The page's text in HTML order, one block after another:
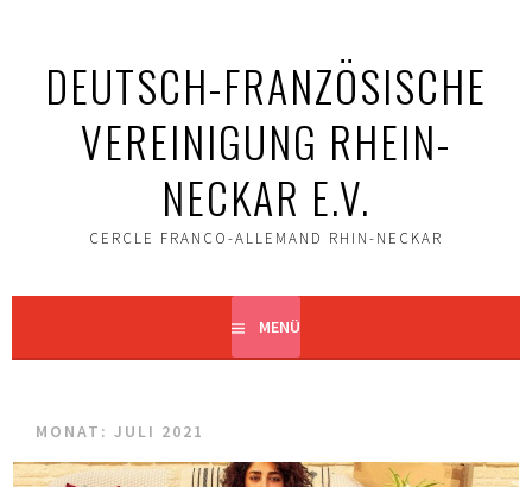
InhaltDEUTSCH-FRANZÖSISCHE
VEREINIGUNG RHEIN-
NECKAR E.V.
CERCLE FRANCO-ALLEMAND RHIN-NECKAR
MENÜ
MONAT: JULI 2021